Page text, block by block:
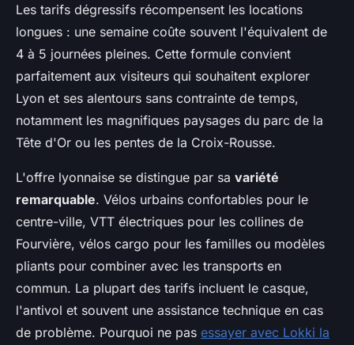
Les tarifs dégressifs récompensent les locations
longues : une semaine coûte souvent l'équivalent de
4 à 5 journées pleines. Cette formule convient
parfaitement aux visiteurs qui souhaitent explorer
Lyon et ses alentours sans contrainte de temps,
notamment les magnifiques paysages du parc de la
Tête d'Or ou les pentes de la Croix-Rousse.
L'offre lyonnaise se distingue par sa variété
remarquable. Vélos urbains confortables pour le
centre-ville, VTT électriques pour les collines de
Fourvière, vélos cargo pour les familles ou modèles
pliants pour combiner avec les transports en
commun. La plupart des tarifs incluent le casque,
l'antivol et souvent une assistance technique en cas
de problème. Pourquoi ne pas essayer avec Lokki la